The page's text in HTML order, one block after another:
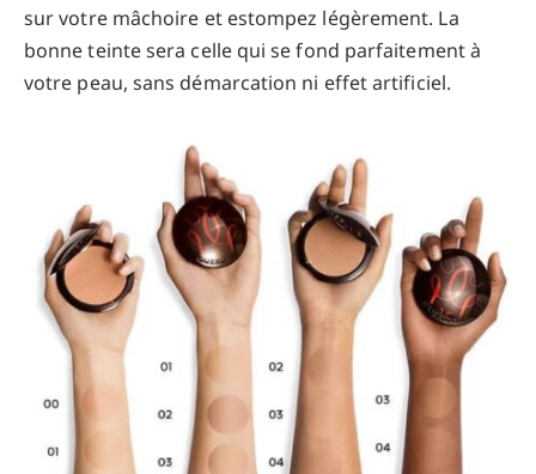
sur votre mâchoire et estompez légèrement. La
bonne teinte sera celle qui se fond parfaitement à
votre peau, sans démarcation ni effet artificiel.